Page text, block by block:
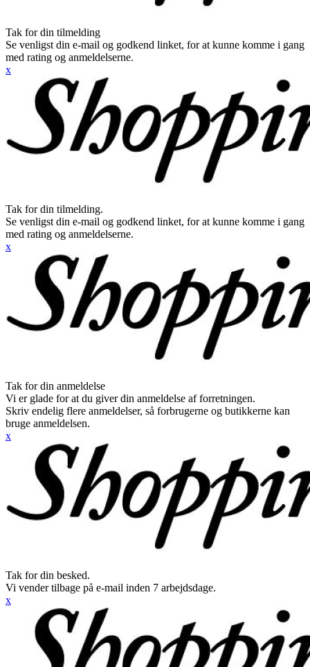
Tak for din tilmelding
Se venligst din e-mail og godkend linket, for at kunne komme i gang
med rating og anmeldelserne.
x
Tak for din tilmelding.
Se venligst din e-mail og godkend linket, for at kunne komme i gang
med rating og anmeldelserne.
x
Tak for din anmeldelse
Vi er glade for at du giver din anmeldelse af forretningen.
Skriv endelig flere anmeldelser, så forbrugerne og butikkerne kan
bruge anmeldelsen.
x
Tak for din besked.
Vi vender tilbage på e-mail inden 7 arbejdsdage.
x